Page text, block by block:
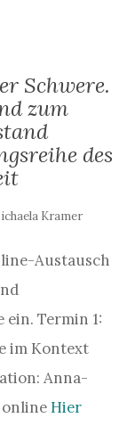
Schwere.
zum
des
Kramer
Austausch
Termin 1:
im Kontext
Anna-
onlineHier